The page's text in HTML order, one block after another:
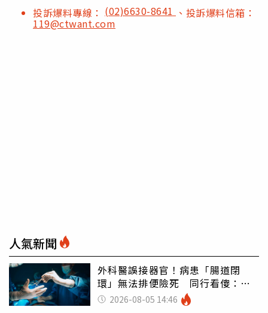
投訴爆料專線： (02)6630-8641 、投訴爆料信箱：
119@ctwant.com
人氣新聞
外科醫誤接器官！病患「腸道閉
環」無法排便險死 同行看傻：糟
糕至極
2026-08-05 14:46